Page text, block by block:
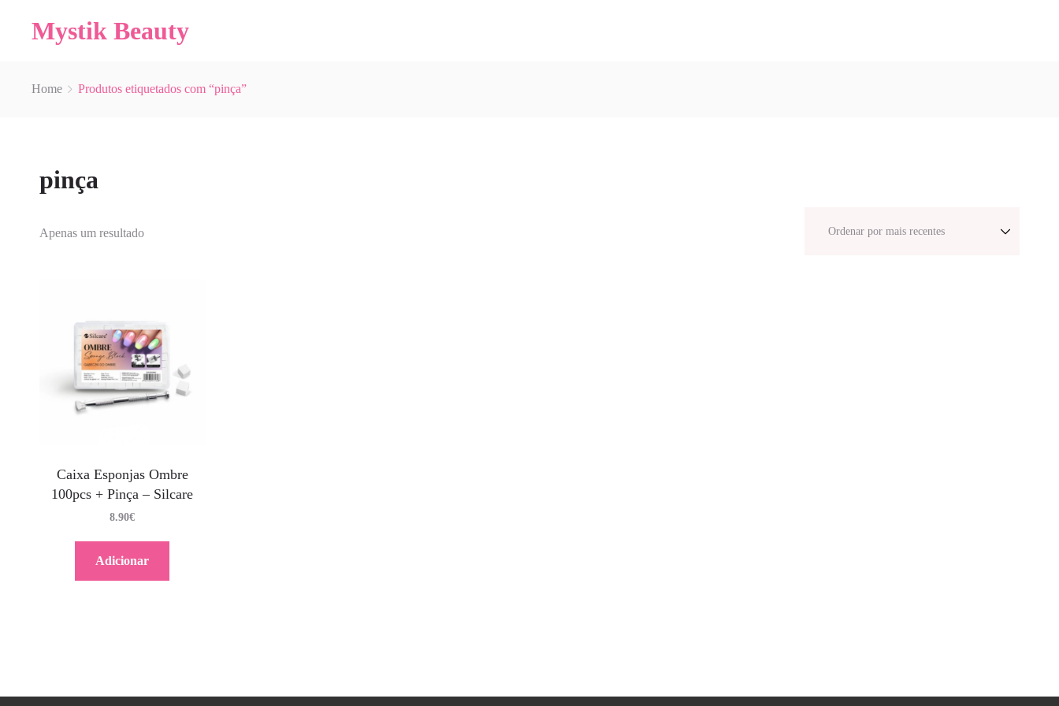
Mystik Beauty
Home Produtos etiquetados com “pinça”
pinça
Apenas um resultado
Caixa Esponjas Ombre
100pcs + Pinça – Silcare
8.90€
Adicionar